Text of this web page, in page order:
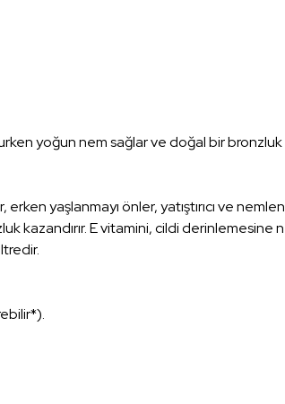
yoğun nem sağlar ve doğal bir bronzluk
yaşlanmayı önler, yatıştırıcı ve
kazandırır. E vitamini, cildi derinlemesine